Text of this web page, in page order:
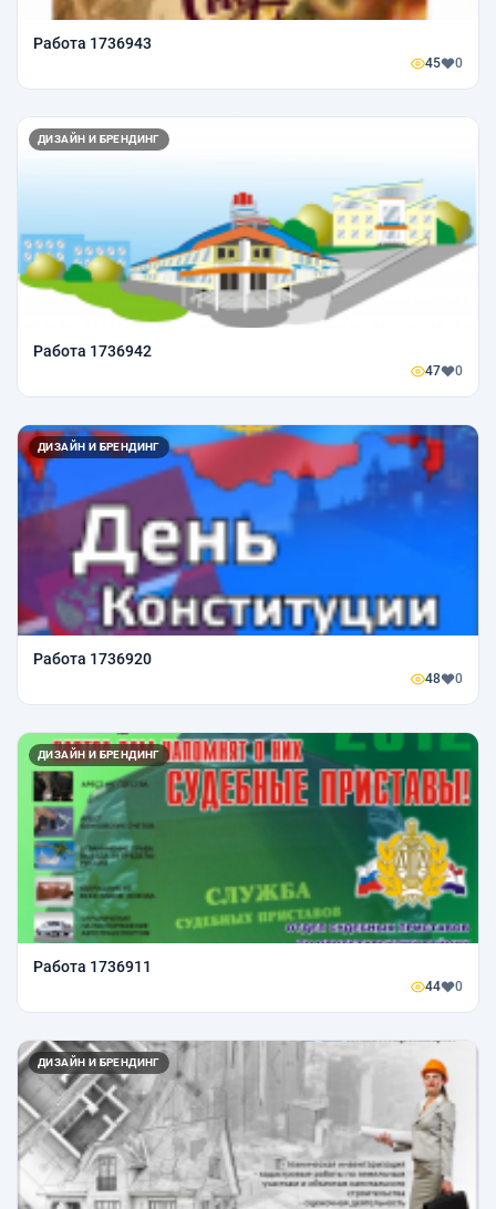
Работа 1736943
45 0
ДИЗАЙН И БРЕНДИНГ
Работа 1736942
47 0
ДИЗАЙН И БРЕНДИНГ
Работа 1736920
48 0
ДИЗАЙН И БРЕНДИНГ
Работа 1736911
44 0
ДИЗАЙН И БРЕНДИНГ